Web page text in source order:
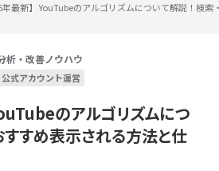
年最新】 YouTubeのアルゴリズムについて解説！検
析・改善ノウハウ
公式アカウント運営
のアルゴリズムにつ
すすめ表示される方法と仕